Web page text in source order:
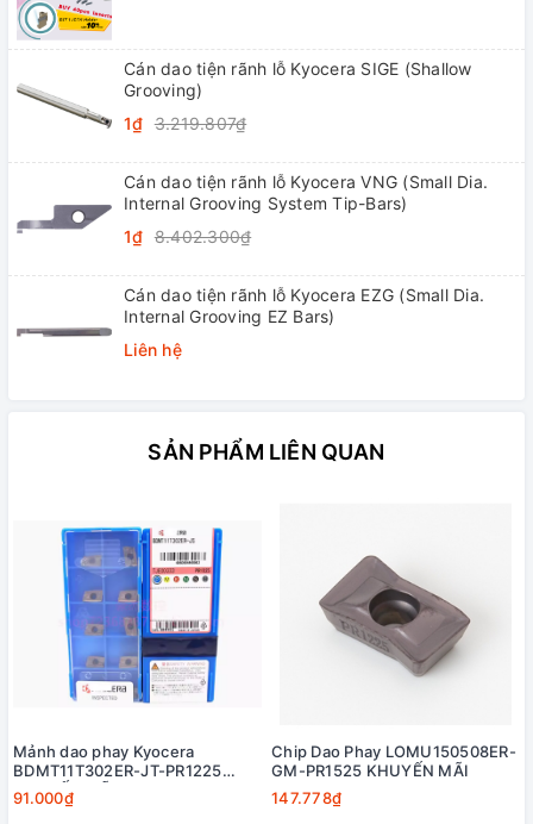
Cán dao tiện rãnh lỗ Kyocera SIGE (Shallow
Grooving)
1₫ 3.219.807₫
Cán dao tiện rãnh lỗ Kyocera VNG (Small Dia.
Internal Grooving System Tip-Bars)
1₫ 8.402.300₫
Cán dao tiện rãnh lỗ Kyocera EZG (Small Dia.
Internal Grooving EZ Bars)
Liên hệ
SẢN PHẨM LIÊN QUAN
Mảnh dao phay Kyocera
BDMT11T302ER-JT-PR1225
KHUYẾN MÃI
91.000₫
Chip Dao Phay LOMU150508ER-
GM-PR1525 KHUYẾN MÃI
147.778₫